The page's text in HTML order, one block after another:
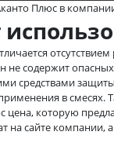
Плюс в
не содержит
средствами
в смесях.
цена, которую
на сайте